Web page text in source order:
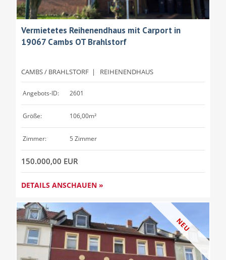
Vermietetes Reihenendhaus mit Carport in
19067 Cambs OT Brahlstorf
CAMBS / BRAHLSTORF | REIHENENDHAUS
Angebots-ID: 2601
Größe: 106,00m²
Zimmer: 5 Zimmer
150.000,00 EUR
DETAILS ANSCHAUEN »
NEU